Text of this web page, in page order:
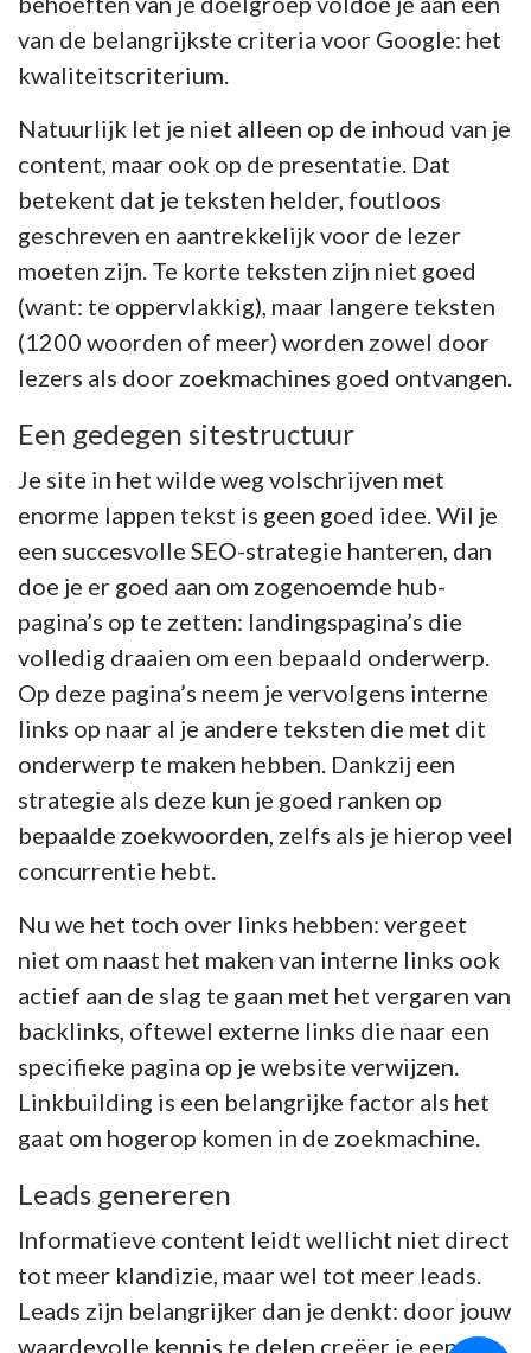
van de belangrijkste criteria voor Google: het
kwaliteitscriterium.
Natuurlijk let je niet alleen op de inhoud van je
content, maar ook op de presentatie. Dat
betekent dat je teksten helder, foutloos
geschreven en aantrekkelijk voor de lezer
moeten zijn. Te korte teksten zijn niet goed
(want: te oppervlakkig), maar langere teksten
(1200 woorden of meer) worden zowel door
lezers als door zoekmachines goed ontvangen.
Een gedegen sitestructuur
Je site in het wilde weg volschrijven met
enorme lappen tekst is geen goed idee. Wil je
een succesvolle SEO-strategie hanteren, dan
doe je er goed aan om zogenoemde hub-
pagina’s op te zetten: landingspagina’s die
volledig draaien om een bepaald onderwerp.
Op deze pagina’s neem je vervolgens interne
links op naar al je andere teksten die met dit
onderwerp te maken hebben. Dankzij een
strategie als deze kun je goed ranken op
bepaalde zoekwoorden, zelfs als je hierop veel
concurrentie hebt.
Nu we het toch over links hebben: vergeet
niet om naast het maken van interne links ook
actief aan de slag te gaan met het vergaren van
backlinks, oftewel externe links die naar een
specifieke pagina op je website verwijzen.
Linkbuilding is een belangrijke factor als het
gaat om hogerop komen in de zoekmachine.
Leads genereren
Informatieve content leidt wellicht niet direct
tot meer klandizie, maar wel tot meer leads.
Leads zijn belangrijker dan je denkt: door jouw
waardevolle kennis te delen creëer je een